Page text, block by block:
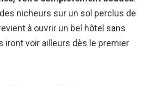
nicheurs sur un sol perclus de
à ouvrir un bel hôtel sans
iront voir ailleurs dès le premier